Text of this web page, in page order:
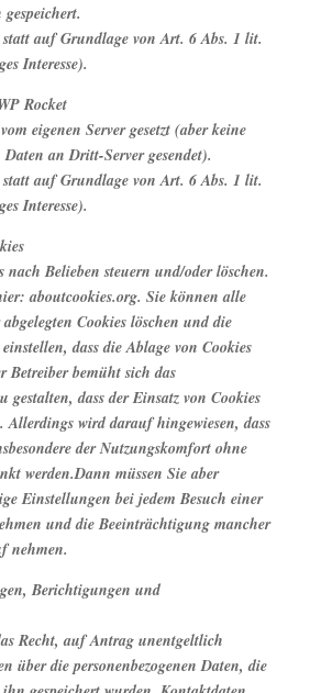
gespeichert.
auf Grundlage von Art. 6 Abs. 1 lit.
Interesse).
Rocket
eigenen Server gesetzt (aber keine
Daten an Dritt-Server gesendet).
auf Grundlage von Art. 6 Abs. 1 lit.
Interesse).
nach Belieben steuern und/oder löschen.
aboutcookies.org. Sie können alle
Cookies löschen und die
dass die Ablage von Cookies
Betreiber bemüht sich das
gestalten, dass der Einsatz von Cookies
wird darauf hingewiesen, dass
der Nutzungskomfort ohne
werden.Dann müssen Sie aber
Einstellungen bei jedem Besuch einer
und die Beeinträchtigung mancher
nehmen.
Berichtigungen und
Recht, auf Antrag unentgeltlich
über die personenbezogenen Daten, die